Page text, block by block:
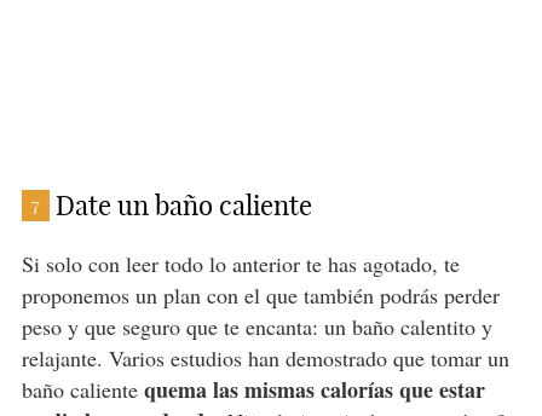
7 Date un baño caliente
Si solo con leer todo lo anterior te has agotado, te
proponemos un plan con el que también podrás perder
peso y que seguro que te encanta: un baño calentito y
relajante. Varios estudios han demostrado que tomar un
baño caliente quema las mismas calorías que estar